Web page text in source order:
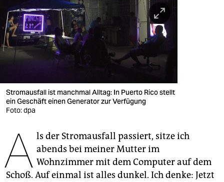
wahrheit
verlag
verlag
shop
fragen & hilfe
unterstützen
abo
genossenschaft
Stromausfall ist manchmal Alltag: In Puerto Rico stellt
ein Geschäft einen Generator zur Verfügung
Foto: dpa
A ls der Stromausfall passiert, sitze ich
abends bei meiner Mutter im
Wohnzimmer mit dem Computer auf dem
Schoß. Auf einmal ist alles dunkel. Ich denke: Jetzt